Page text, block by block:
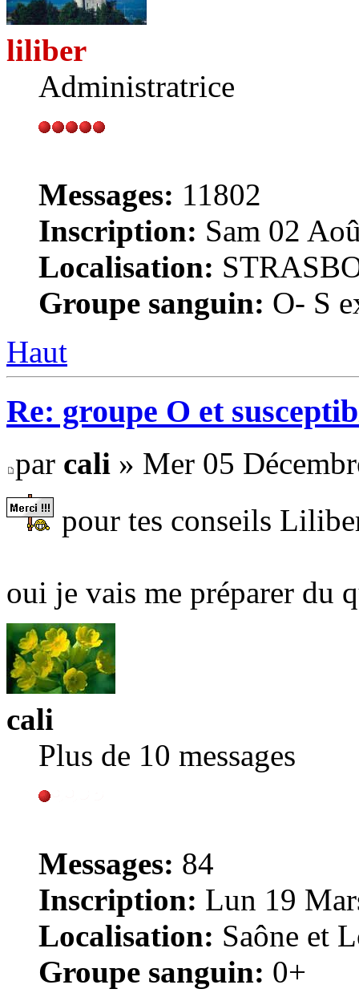
liliber
Administratrice
Messages: 11802
Inscription: Sam 02
Localisation:
Groupe sanguin: O- S
Haut
Re: groupe O et
par cali » Mer 05
pour tes conseils
oui je vais me préparer du
cali
Plus de 10 messages
Messages: 84
Inscription: Lun 19
Localisation: Saône et
Groupe sanguin: 0+